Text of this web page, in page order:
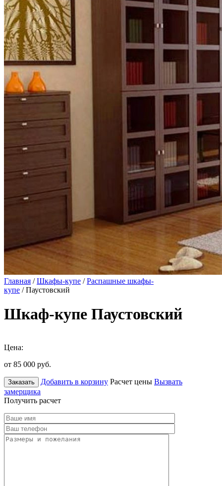
Главная /Шкафы-купе /Распашные шкафы-
купе / Паустовский
Шкаф-купе Паустовский
Цена:
от 85 000 руб.
Заказать Добавить в корзину Расчет цены Вызвать
замерщика
Получить расчет